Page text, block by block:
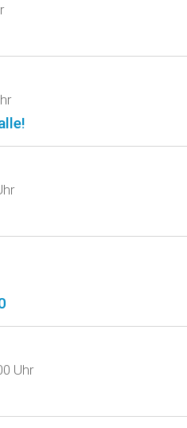
Uhr